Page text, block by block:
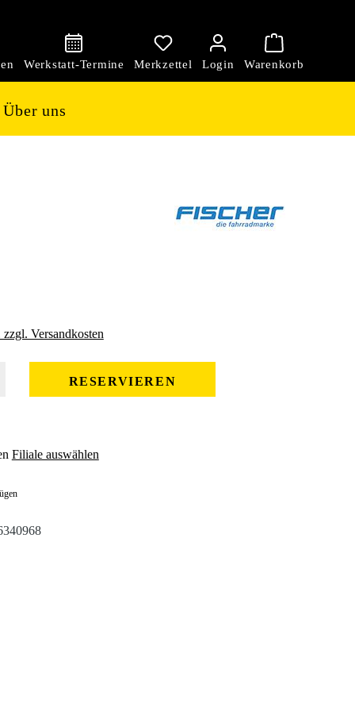
Über uns
Versandkosten
RESERVIEREN
Filiale auswählen